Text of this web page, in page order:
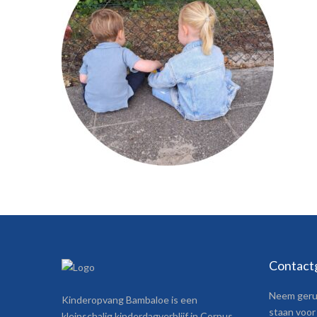
Kinderopvang Bambaloe is een
Neem
staan voor